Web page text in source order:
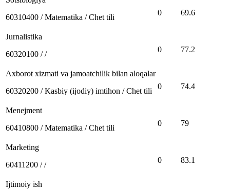
60310400 / Matematika / Chet tili
0 69.6
Jurnalistika
60320100 / /
0 77.2
Axborot xizmati va jamoatchilik bilan aloqalar
60320200 / Kasbiy (ijodiy) imtihon / Chet tili
0 74.4
Menejment
60410800 / Matematika / Chet tili
0 79
Marketing
60411200 / /
0 83.1
Ijtimoiy ish